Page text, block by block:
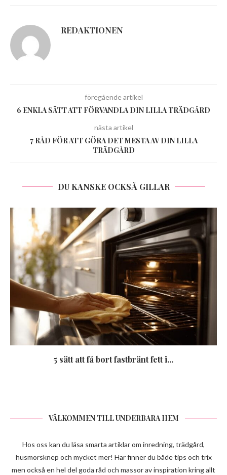
REDAKTIONEN
föregående artikel
6 ENKLA SÄTT ATT FÖRVANDLA DIN LILLA TRÄDGÅRD
nästa artikel
7 RÅD FÖR ATT GÖRA DET MESTA AV DIN LILLA
TRÄDGÅRD
DU KANSKE OCKSÅ GILLAR
5 sätt att få bort fastbränt fett i...
VÄLKOMMEN TILL UNDERBARA HEM
Hos oss kan du läsa smarta artiklar om inredning, trädgård,
husmorsknep och mycket mer! Här finner du både tips och trix
men också en hel del goda råd och massor av inspiration kring allt